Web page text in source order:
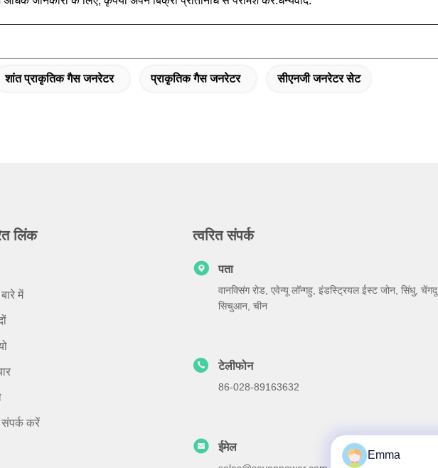
शांत प्राकृतिक गैस जनरेटर प्राकृतिक गैस जनरेटर सीएनजी जनरेटर सेट
लिंक
में
करें
त्वरित संपर्क
पता
वानक्सिंग रोड, एवेन्यू लॉन्गहु, इंडस्ट्रियल ईस्ट जोन, सिंधु, चेंगदू,
सिचुआन, चीन
टेलीफोन
86-028-89163632
ईमेल
Emma